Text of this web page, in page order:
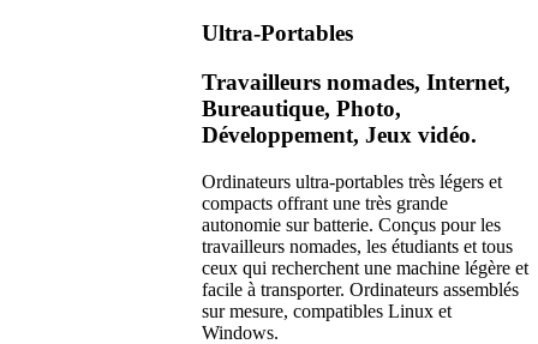
Ultra-Portables
Travailleurs nomades, Internet,
Bureautique, Photo,
Développement, Jeux vidéo.
Ordinateurs ultra-portables très légers et
compacts offrant une très grande
autonomie sur batterie. Conçus pour les
travailleurs nomades, les étudiants et tous
ceux qui recherchent une machine légère et
facile à transporter. Ordinateurs assemblés
sur mesure, compatibles Linux et
Windows.